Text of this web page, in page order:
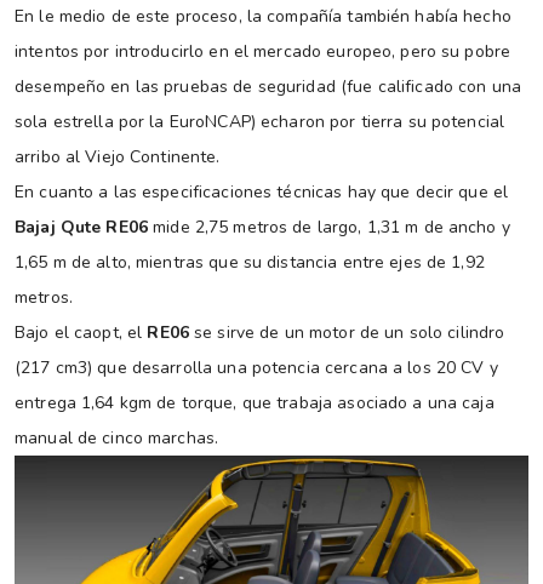
En le medio de este proceso, la compañía también había hecho
intentos por introducirlo en el mercado europeo, pero su pobre
desempeño en las pruebas de seguridad (fue calificado con una
sola estrella por la EuroNCAP) echaron por tierra su potencial
arribo al Viejo Continente.
En cuanto a las especificaciones técnicas hay que decir que el
Bajaj Qute RE06mide 2,75 metros de largo, 1,31 m de ancho y
1,65 m de alto, mientras que su distancia entre ejes de 1,92
metros.
Bajo el caopt, el RE06se sirve de un motor de un solo cilindro
(217 cm3) que desarrolla una potencia cercana a los 20 CV y
entrega 1,64 kgm de torque, que trabaja asociado a una caja
manual de cinco marchas.